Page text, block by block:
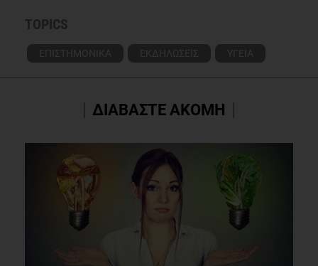
TOPICS
ΕΠΙΣΤΗΜΟΝΙΚΑ ΕΚΔΗΛΩΣΕΙΣ ΥΓΕΙΑ
ΔΙΑΒΑΣΤΕ ΑΚΟΜΗ